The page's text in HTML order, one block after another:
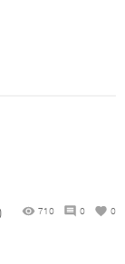
710 0 0